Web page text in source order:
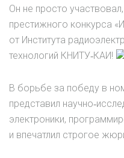
Он не просто
престижного конкурса
от Института
технологий КНИТУ‑КАИ!
В борьбе за победу в
представил
электроники,
и впечатлил строгое